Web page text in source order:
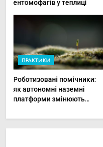
ентомофагів у теплиці
ПРАКТИКИ
Роботизовані помічники:
як автономні наземні
платформи змінюють
овочами